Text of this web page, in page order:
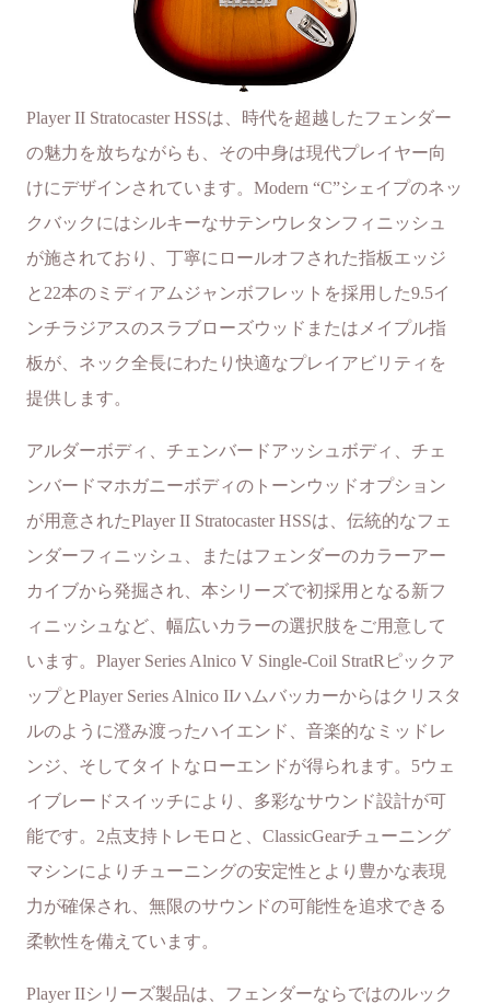
Player II Stratocaster HSSは、時代を超越したフェンダー
の魅力を放ちながらも、その中身は現代プレイヤー向
けにデザインされています。Modern “C”シェイプのネッ
クバックにはシルキーなサテンウレタンフィニッシュ
が施されており、丁寧にロールオフされた指板エッジ
と22本のミディアムジャンボフレットを採用した9.5イ
ンチラジアスのスラブローズウッドまたはメイプル指
板が、ネック全長にわたり快適なプレイアビリティを
提供します。
アルダーボディ、チェンバードアッシュボディ、チェ
ンバードマホガニーボディのトーンウッドオプション
が用意されたPlayer II Stratocaster HSSは、伝統的なフェ
ンダーフィニッシュ、またはフェンダーのカラーアー
カイブから発掘され、本シリーズで初採用となる新フ
ィニッシュなど、幅広いカラーの選択肢をご用意して
います。Player Series Alnico V Single-Coil StratRピックア
ップとPlayer Series Alnico IIハムバッカーからはクリスタ
ルのように澄み渡ったハイエンド、音楽的なミッドレ
ンジ、そしてタイトなローエンドが得られます。5ウェ
イブレードスイッチにより、多彩なサウンド設計が可
能です。2点支持トレモロと、ClassicGearチューニング
マシンによりチューニングの安定性とより豊かな表現
力が確保され、無限のサウンドの可能性を追求できる
柔軟性を備えています。
Player IIシリーズ製品は、フェンダーならではのルック